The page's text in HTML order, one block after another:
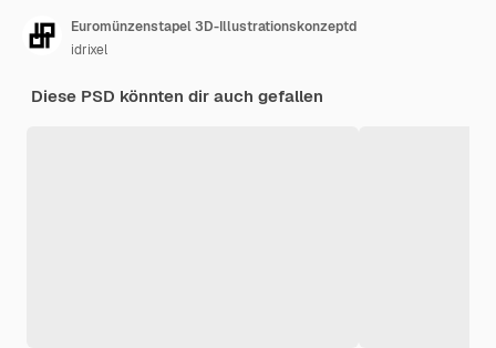
Euromünzenstapel 3D-Illustrationskonzeptd
idrixel
Diese PSD könnten dir auch gefallen